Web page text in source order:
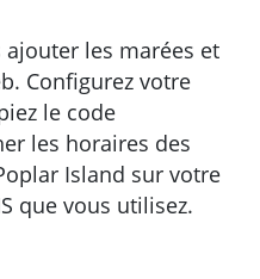
les marées et
Configurez votre
le code
les horaires des
Island sur votre
que vous utilisez.